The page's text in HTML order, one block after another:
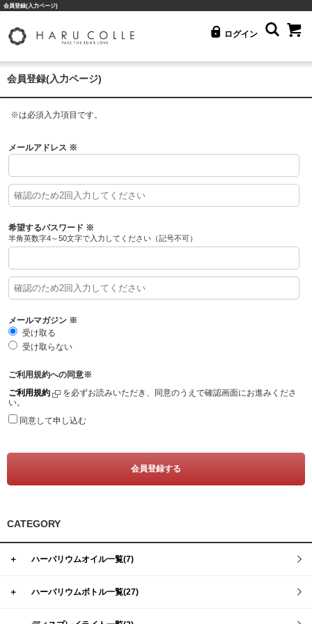
会員登録(入力ページ)
ログイン
会員登録(入力ページ)
※は必須入力項目です。
メールアドレス ※
希望するパスワード ※
半角英数字4～50文字で入力してください（記号不可）
メールマガジン ※
受け取る
受け取らない
ご利用規約への同意※
ご利用規約
を必ずお読みいただき、同意のうえで確認画面にお進みくださ
い。
同意して申し込む
CATEGORY
＋ ハーバリウムオイル一覧(7)
＋ ハーバリウムボトル一覧(27)